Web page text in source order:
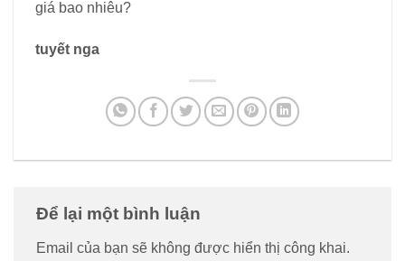
giá bao nhiêu?
tuyết nga
Để lại một bình luận
Email của bạn sẽ không được hiển thị công khai.